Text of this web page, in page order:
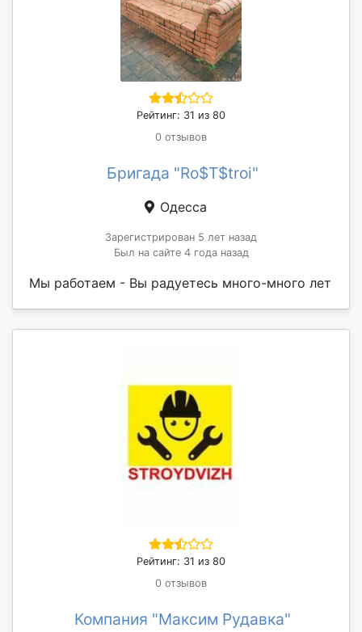
Рейтинг: 31 из 80
0 отзывов
Бригада "Ro$T$troi"
Одесса
Зарегистрирован 5 лет назад
Был на сайте 4 года назад
Мы работаем - Вы радyетесь много-много лет
Рейтинг: 31 из 80
0 отзывов
Компания "Максим Рудавка"